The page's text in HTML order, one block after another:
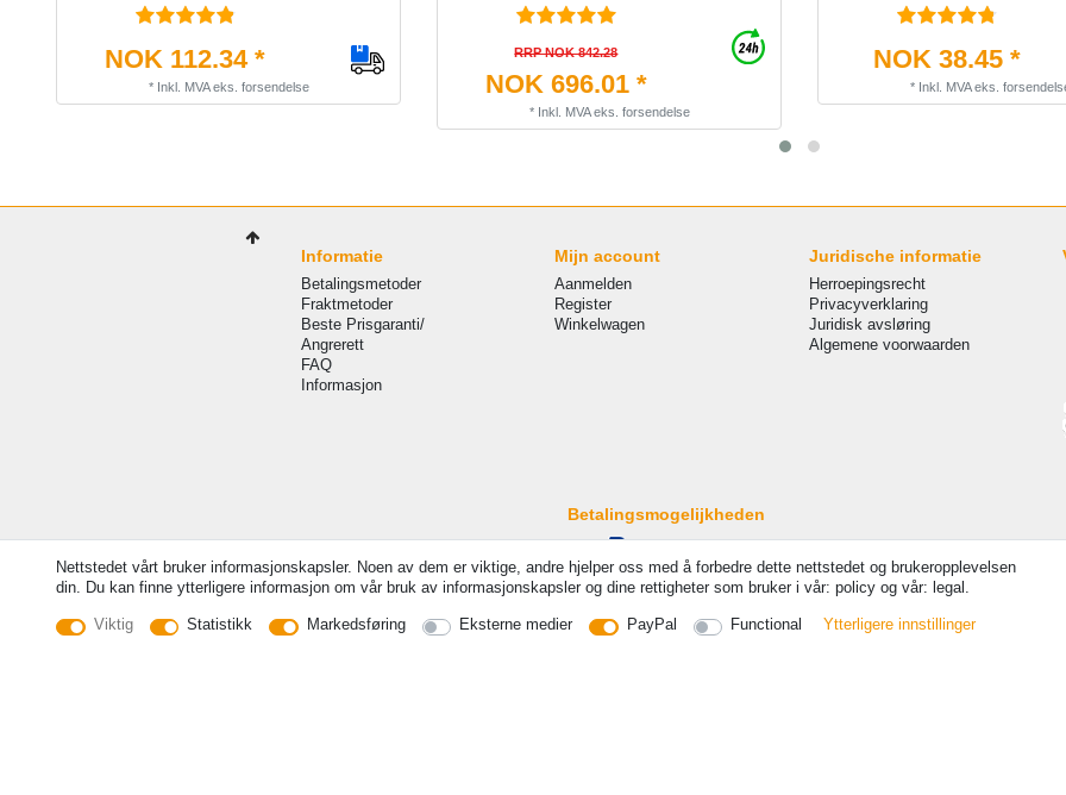
NOK 112.34 *
* Inkl. MVAeks. forsendelse
RRP NOK 842.28
NOK 696.01 *
* Inkl. MVAeks. forsendelse
NOK 38.45 *
* Inkl. MVAeks.
Informatie
Betalingsmetoder
Fraktmetoder
Beste Prisgaranti/
Angrerett
FAQ
Informasjon
Mijn account
Aanmelden
Register
Winkelwagen
Juridische informatie
Herroepingsrecht
Privacyverklaring
Juridisk avsløring
Algemene voorwaarden
Betalingsmogelijkheden
© Copyright 2026 | Alle rettigheter forbeholdt. - Alle rechten voorbehouden. Prijzen zijn inclusief wettelijk verplicht 19% btw Basisprijzen zie artikeldetail | *
Nettstedet vårt bruker informasjonskapsler. Noen av dem er viktige, andre hjelper oss med å forbedre dette nettstedet og brukeropplevelsen
din. Du kan finne ytterligere informasjon om vår bruk av informasjonskapsler og dine rettigheter som bruker i vår: policy og vår: legal.
Viktig Statistikk Markedsføring Eksterne medier PayPal Functional Ytterligere innstillinger